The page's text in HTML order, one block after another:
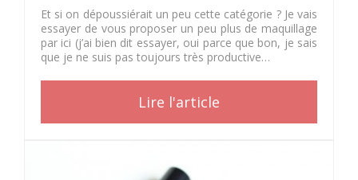
Et si on dépoussiérait un peu cette catégorie ? Je vais
essayer de vous proposer un peu plus de maquillage
par ici (j’ai bien dit essayer, oui parce que bon, je sais
que je ne suis pas toujours très productive…
Lire l'article